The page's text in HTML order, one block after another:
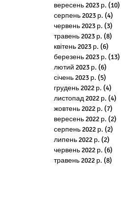
вересень 2023 р. (10)
серпень 2023 р. (4)
червень 2023 р. (3)
травень 2023 р. (8)
квітень 2023 р. (6)
березень 2023 р. (13)
лютий 2023 р. (6)
січень 2023 р. (5)
грудень 2022 р. (4)
листопад 2022 р. (4)
жовтень 2022 р. (7)
вересень 2022 р. (2)
серпень 2022 р. (2)
липень 2022 р. (2)
червень 2022 р. (6)
травень 2022 р. (8)